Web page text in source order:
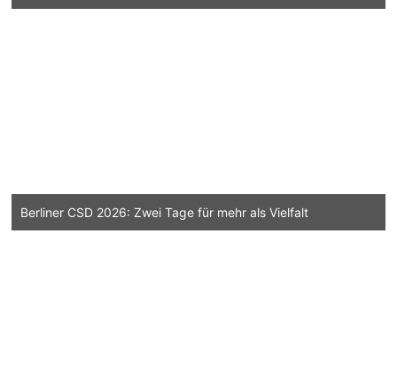
Berliner CSD 2026: Zwei Tage für mehr als Vielfalt